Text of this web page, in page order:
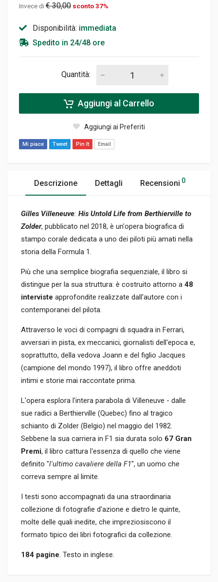
Invece di€ 30,00 sconto 37%
Disponibilità: immediata
Spedito in 24/48 ore
Quantità:
Aggiungi al Carrello
Aggiungi ai Preferiti
Mi piace Tweet Pin It Email
Descrizione Dettagli Recensioni 0
Gilles Villeneuve: His Untold Life from Berthierville to
Zolder, pubblicato nel 2018, è un'opera biografica di
stampo corale dedicata a uno dei piloti più amati nella
storia della Formula 1.
Più che una semplice biografia sequenziale, il libro si
distingue per la sua struttura: è costruito attorno a 48
interviste approfondite realizzate dall'autore con i
contemporanei del pilota.
Attraverso le voci di compagni di squadra in Ferrari,
avversari in pista, ex meccanici, giornalisti dell'epoca e,
soprattutto, della vedova Joann e del figlio Jacques
(campione del mondo 1997), il libro offre aneddoti
intimi e storie mai raccontate prima.
L'opera esplora l'intera parabola di Villeneuve - dalle
sue radici a Berthierville (Quebec) fino al tragico
schianto di Zolder (Belgio) nel maggio del 1982.
Sebbene la sua carriera in F1 sia durata solo 67 Gran
Premi, il libro cattura l'essenza di quello che viene
definito "l'ultimo cavaliere della F1", un uomo che
correva sempre al limite.
I testi sono accompagnati da una straordinaria
collezione di fotografie d'azione e dietro le quinte,
molte delle quali inedite, che impreziosiscono il
formato tipico dei libri fotografici da collezione.
184 pagine. Testo in inglese.